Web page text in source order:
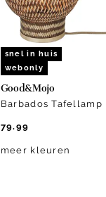
snel in huis
webonly
Good&Mojo
Barbados Tafellamp
79.99
meer kleuren